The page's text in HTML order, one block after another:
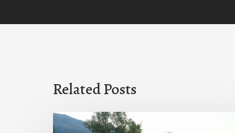
Related Posts
Πρόσκληση